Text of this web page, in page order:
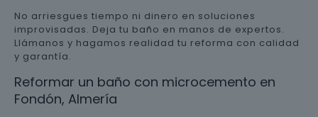
No arriesgues tiempo ni dinero en soluciones
improvisadas. Deja tu baño en manos de expertos.
Llámanos y hagamos realidad tu reforma con calidad
y garantía.
Reformar un baño con microcemento en
Fondón, Almería